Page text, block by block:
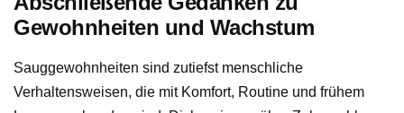
Gewohnheiten und Wachstum
Sauggewohnheiten sind zutiefst menschliche
Verhaltensweisen, die mit Komfort, Routine und frühem